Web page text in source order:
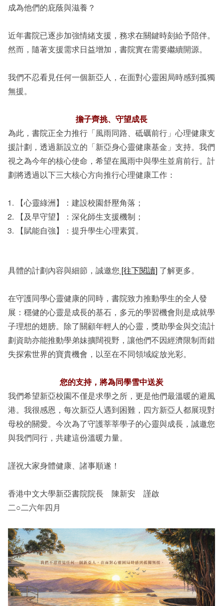
成為他們的庇蔭與滋養？
近年書院已逐步加強情緒支援，務求在關鍵時刻給予陪伴。
然而，隨著支援需求日益增加，書院實在需要繼續開源。
我們不忍看見任何一個新亞人，在面對心靈困局時感到孤獨
無援。
擔子齊挑、守望成長
為此，書院正全力推行「風雨同路、砥礪前行」心理健康支
援計劃，透過新設立的「新亞身心靈健康基金」支持。我們
視之為今年的核心使命，希望在風雨中與學生並肩前行。計
劃將透過以下三大核心方向推行心理健康工作：
【心靈綠洲】：建設校園舒壓角落；
【及早守望】：深化師生支援機制；
【賦能自強】：提升學生心理素質。
具體的計劃內容與細節，誠邀您 [往下閱讀] 了解更多。
在守護同學心靈健康的同時，書院致力推動學生的全人發
展：穩健的心靈是成長的基石，多元的學習機會則是成就學
子理想的翅膀。除了關顧年輕人的心靈，獎助學金與交流計
劃資助亦能推動學弟妹擴闊視野，讓他們不因經濟限制而錯
失探索世界的寶貴機會，以至在不同領域綻放光彩。
您的支持，將為同學雪中送炭
我們希望新亞校園不僅是求學之所，更是他們最溫暖的避風
港。我很感恩，每次新亞人遇到困難，四方新亞人都展現對
母校的關愛。今次為了守護莘莘學子的心靈與成長，誠邀您
與我們同行，共建這份溫暖力量。
謹祝大家身體健康、諸事順遂！
香港中文大學新亞書院院長 陳新安 謹啟
二○二六年四月